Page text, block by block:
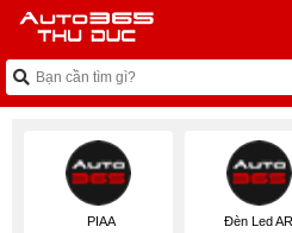
PIAA Đèn Led